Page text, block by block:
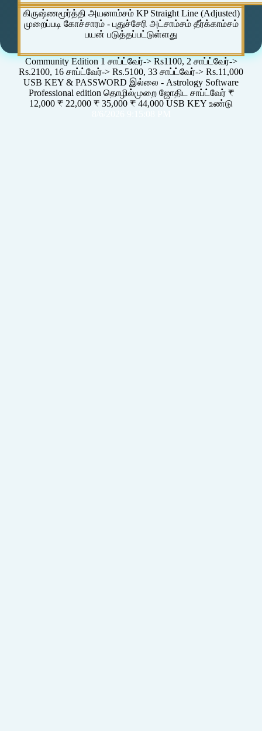
கிருஷ்ணமூர்த்தி அயனாம்சம் KP Straight Line (Adjusted)
முறைப்படி கோச்சாரம் - புதுச்சேரி அட்சாம்சம் தீர்க்காம்சம்
பயன் படுத்தப்பட்டுள்ளது
Community Edition 1 சாப்ட்வேர்-> Rs1100, 2 சாப்ட்வேர்->
Rs.2100, 16 சாப்ட்வேர்-> Rs.5100, 33 சாப்ட்வேர்-> Rs.11,000
USB KEY & PASSWORD இல்லை - Astrology Software
Professional edition தொழில்முறை ஜோதிட சாப்ட்வேர் ₹
12,000 ₹ 22,000 ₹ 35,000 ₹ 44,000 USB KEY உண்டு